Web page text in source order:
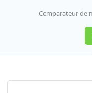
Comparateur de